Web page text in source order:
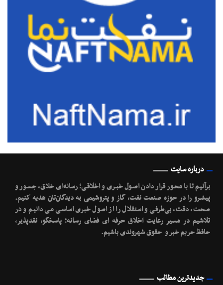
درباره سایت
برآنیم تا با محـور قرار دادن اصـول خبـری و اخلاقـی؛ رسانه‌ای خلاق، جسـور و
پیشـرو را در حوزه صنعت نفت، گاز و پتروشیمی به دیدگان‌تان هدیه کنیم.
صحت، دقت، بی‌طرفی و استقلال را از اصول خبری اساسی می دانیم و در
تلاشیم در مسیر رعایت اخلاق حرفه ای فضای رسانه؛ پاسخگو، نقدپذیر،
حافظ حریم خبر و حقوق شهروندی باشیم.
جدیدترین مطالب